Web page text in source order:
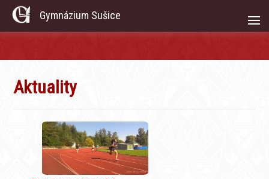
Gymnázium Sušice
Aktuality